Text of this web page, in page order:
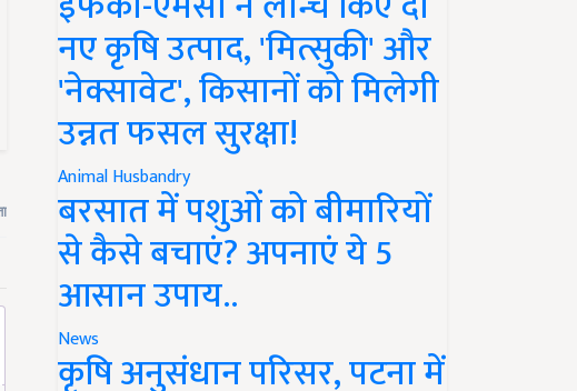
नए कृषि उत्पाद, 'मित्सुकी' और
'नेक्सावेट', किसानों को मिलेगी
उन्नत फसल सुरक्षा!
Animal Husbandry
बरसात में पशुओं को बीमारियों
से कैसे बचाएं? अपनाएं ये 5
आसान उपाय..
News
कृषि अनुसंधान परिसर, पटना में